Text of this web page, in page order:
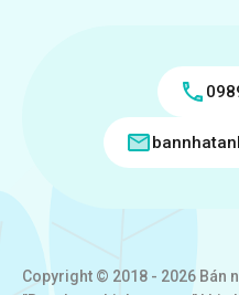
Copyright © 2018 - 2026 Bán